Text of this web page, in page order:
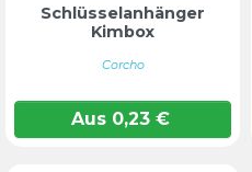
Schlüsselanhänger
Kimbox
Corcho
Aus0,23 €